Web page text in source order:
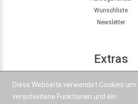
Wunschliste
Newsletter
Extras
Diese Webseite verwendet Cookies um
verschiedene Funktionen und ein